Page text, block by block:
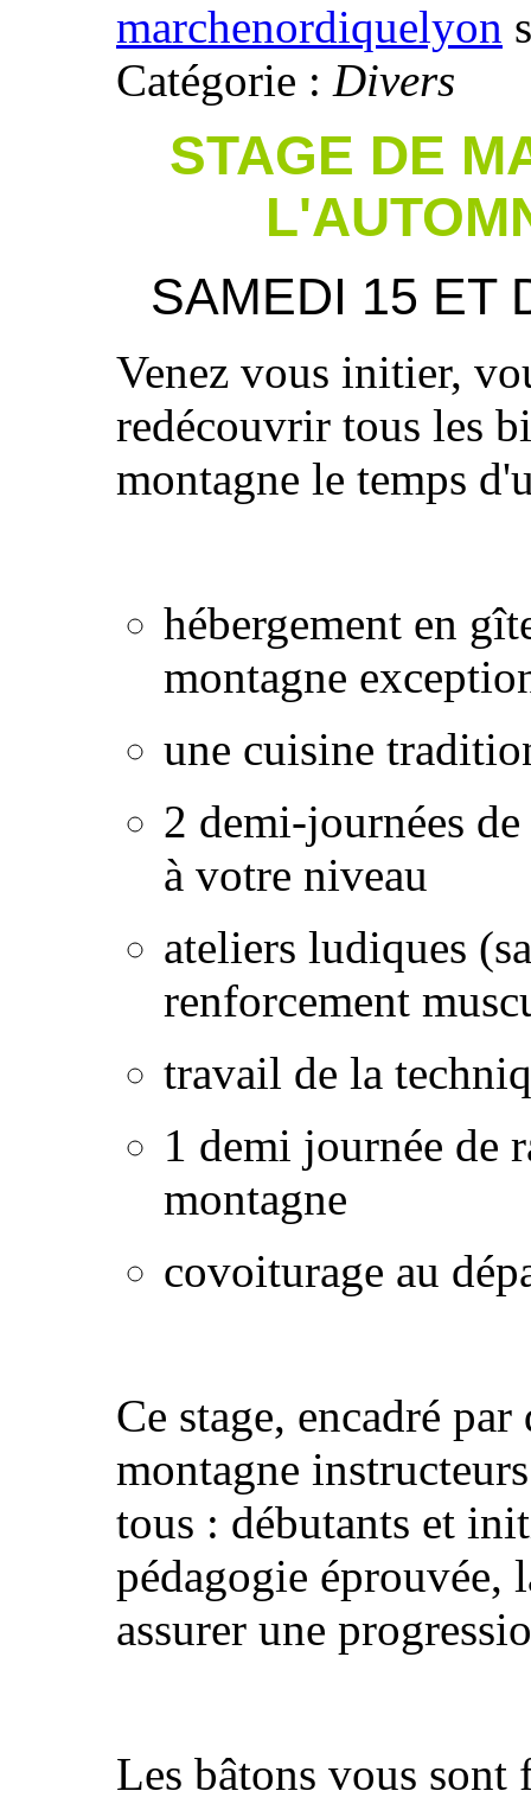
marchenordiquelyon
Catégorie : Divers
STAGE DE
SAMEDI 15 ET
Venez vous initier,
redécouvrir tous les
montagne le temps
hébergement en
montagne
une cuisine
2 demi-journées
à votre niveau
ateliers ludiques
renforcement
travail de la
1 demi journée de
montagne
covoiturage au
Ce stage, encadré
montagne
tous : débutants et
pédagogie éprouvée,
assurer une
Les bâtons vous sont